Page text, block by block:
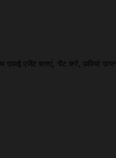
एजेंट बनाएं, चैट करें, छवियां